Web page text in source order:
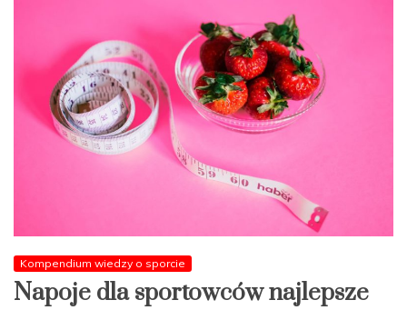
Kompendium wiedzy o sporcie
Napoje dla sportowców najlepsze